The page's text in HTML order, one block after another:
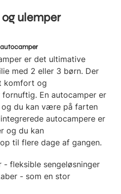
ulemper
er det ultimative
med 2 eller 3 børn. Der
komfort og
En autocamper er
og du kan være på farten
autocampere er
og du kan
til flere dage af gangen.
fleksible sengeløsninger
- som en stor